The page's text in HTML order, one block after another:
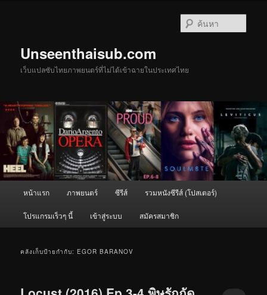
Unseenthaisub.com
เว็บแปลซับไทยภาพยนตร์ที่ไม่ได้เข้าฉายในประเทศไทย
หน้าแรก ภาพยนตร์ ซีรีส์ รวมหนังซีรีส์ (โปสเตอร์)
โปรแกรมเร็วๆ นี้ เข้าสู่ระบบ สมัครสมาชิก
คลังเก็บป้ายกำกับ: EGOR BARANOV